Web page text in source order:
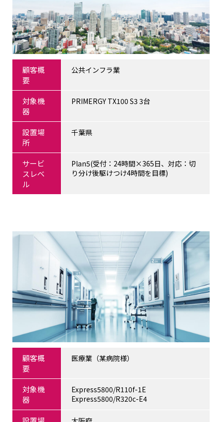
顧客概
要
公共インフラ業
対象機
器
PRIMERGY TX100 S3 3台
設置場
所
千葉県
サービ
スレベ
ル
Plan5(受付：24時間×365日、対応：切
り分け後駆けつけ4時間を目標)
顧客概
要
医療業（某病院様）
対象機
器
Express5800/R110f-1E
Express5800/R320c-E4